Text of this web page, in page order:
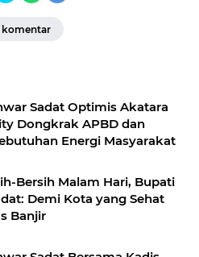
komentar
Sadat Optimis Akatara
Dongkrak APBD dan
Energi Masyarakat
Bersih Malam Hari, Bupati
Demi Kota yang Sehat
Banjir